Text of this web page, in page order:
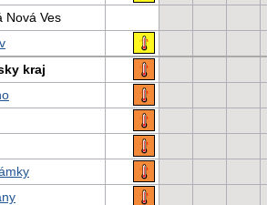
Nová Ves
kraj